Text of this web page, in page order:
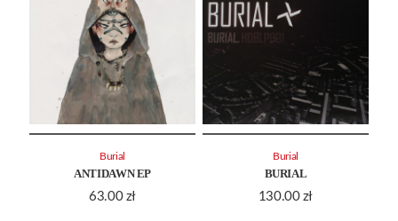
ANTIDAWN EP
63.00 zł
Burial
BURIAL
130.00 zł
Burial